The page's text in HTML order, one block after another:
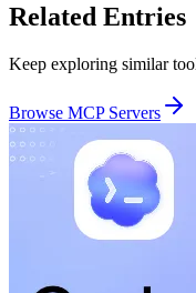
Related Entries
Keep exploring similar
Browse MCP Servers